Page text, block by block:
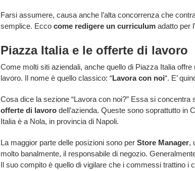
Farsi assumere, causa anche l’alta concorrenza che
semplice. Ecco come redigere un curriculum adatto per
Piazza Italia e le offerte di lavoro
Come molti siti aziendali, anche quello di Piazza Italia
lavoro. Il nome è quello classico: “Lavora con noi“. E’
Cosa dice la sezione “Lavora con noi?” Essa si concentra
offerte di lavorodell’azienda. Queste sono soprattutto in
Italia è a Nola, in provincia di Napoli.
La maggior parte delle posizioni sono per Store Manager,
molto banalmente, il responsabile di negozio.
Il suo compito è quello di vigilare che i commessi trattino i